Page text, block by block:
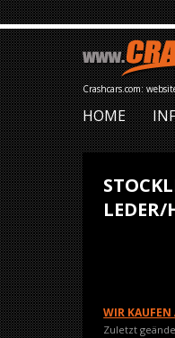
Crashcars.com:
HOME
WIR KAUFEN
Zuletzt